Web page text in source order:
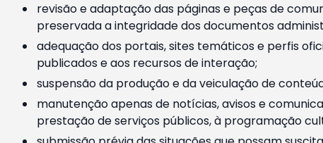
revisão e adaptação das páginas e peças de
preservada a integridade dos documentos
adequação dos portais, sites temáticos e perfis
publicados e aos recursos de interação;
suspensão da produção e da veiculação de
manutenção apenas de notícias, avisos e
prestação de serviços públicos, à programação